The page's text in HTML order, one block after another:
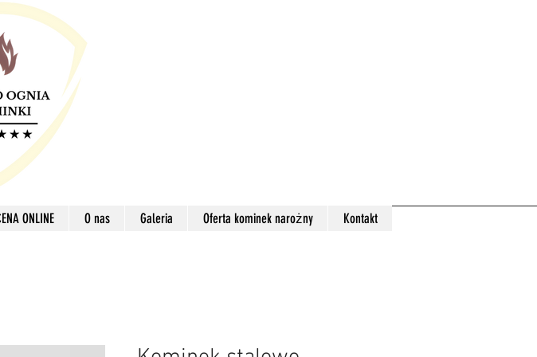
ONLINE O nas Galeria Oferta kominek narożny Kontakt